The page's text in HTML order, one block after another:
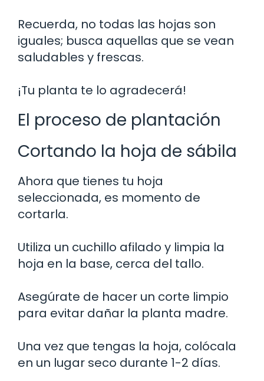
Recuerda, no todas las hojas son
iguales; busca aquellas que se vean
saludables y frescas.
¡Tu planta te lo agradecerá!
El proceso de plantación
Cortando la hoja de sábila
Ahora que tienes tu hoja
seleccionada, es momento de
cortarla.
Utiliza un cuchillo afilado y limpia la
hoja en la base, cerca del tallo.
Asegúrate de hacer un corte limpio
para evitar dañar la planta madre.
Una vez que tengas la hoja, colócala
en un lugar seco durante 1-2 días.